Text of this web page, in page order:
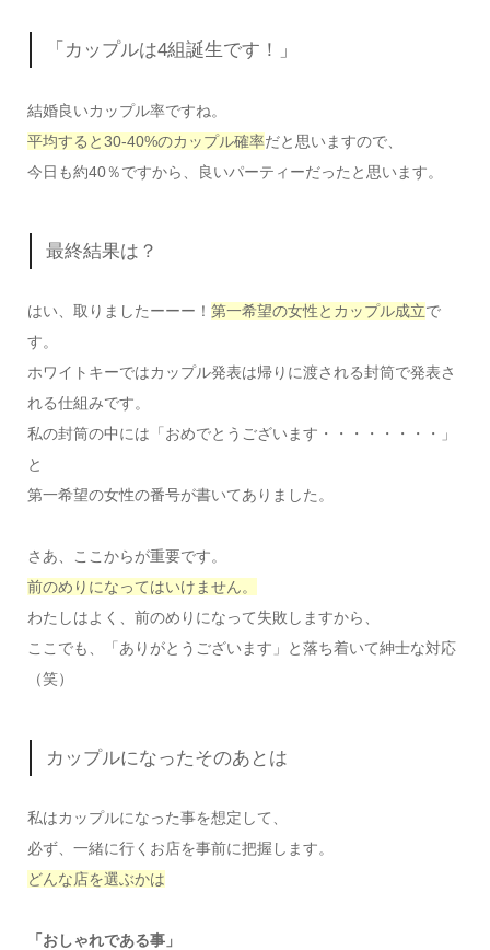
「カップルは4組誕生です！」
結婚良いカップル率ですね。
平均すると30-40%のカップル確率だと思いますので、
今日も約40％ですから、良いパーティーだったと思います。
最終結果は？
はい、取りましたーーー！ 第一希望の女性とカップル成立で
す。
ホワイトキーではカップル発表は帰りに渡される封筒で発表さ
れる仕組みです。
私の封筒の中には「おめでとうございます・・・・・・・・」
と
第一希望の女性の番号が書いてありました。
さあ、ここからが重要です。
前のめりになってはいけません。
わたしはよく、前のめりになって失敗しますから、
ここでも、「ありがとうございます」と落ち着いて紳士な対応
（笑）
カップルになったそのあとは
私はカップルになった事を想定して、
必ず、一緒に行くお店を事前に把握します。
どんな店を選ぶかは
「おしゃれである事」